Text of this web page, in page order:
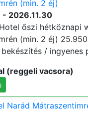
(min. 2 éj)
2026.11.30
őszi hétköznapi
(min. 2 éj)
/ ingyenes
(reggeli vacsora)
Narád